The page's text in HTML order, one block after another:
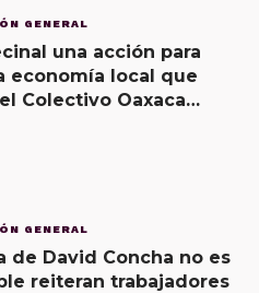
GENERAL
una acción para
economía local que
Colectivo Oaxaca
GENERAL
de David Concha no es
reiteran trabajadores